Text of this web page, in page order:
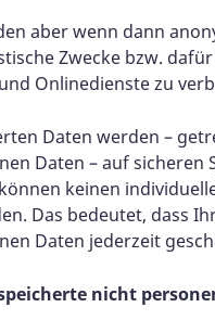
aber wenn dann
Zwecke bzw.
Onlinedienste zu
Daten werden –
Daten – auf sicheren
keinen
Das bedeutet, dass
Daten jederzeit
nicht